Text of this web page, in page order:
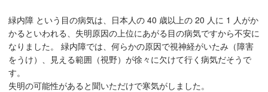
緑内障 という目の病気は、日本人の 40 歳以上の 20 人に 1 人がか
かるといわれる、失明原因の上位にあがる目の病気ですから不安に
なりました。 緑内障では、何らかの原因で視神経がいたみ（障害
をうけ）、見える範囲（視野）が徐々に欠けて行く病気だそうで
す。
失明の可能性があると聞いただけで寒気がしました。